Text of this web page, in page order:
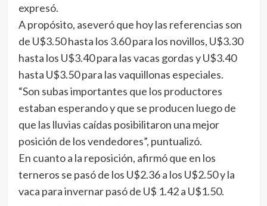
expresó.
A propósito, aseveró que hoy las referencias son
de U$3.50 hasta los 3.60 para los novillos, U$3.30
hasta los U$3.40 para las vacas gordas y U$3.40
hasta U$3.50 para las vaquillonas especiales.
“Son subas importantes que los productores
estaban esperando y que se producen luego de
que las lluvias caídas posibilitaron una mejor
posición de los vendedores”, puntualizó.
En cuanto a la reposición, afirmó que en los
terneros se pasó de los U$2.36 a los U$2.50 y la
vaca para invernar pasó de U$ 1.42 a U$1.50.